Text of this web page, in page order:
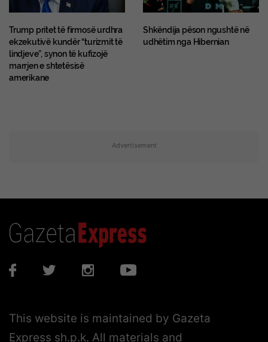
Trump pritet të firmosë urdhra
ekzekutivë kundër “turizmit të
lindjeve”, synon të kufizojë
marrjen e shtetësisë
amerikane
Shkëndija pëson ngushtë në
udhëtim nga Hibernian
Advertisement
This website is maintained by Gazeta
Express sh.p.k. All materials and